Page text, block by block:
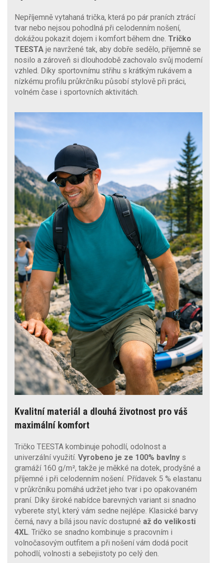
Nepříjemně vytahaná trička, která po pár praních ztrácí
tvar nebo nejsou pohodlná při celodenním nošení,
dokážou pokazit dojem i komfort během dne. Tričko
TEESTA je navržené tak, aby dobře sedělo, příjemně se
nosilo a zároveň si dlouhodobě zachovalo svůj moderní
vzhled. Díky sportovnímu střihu s krátkým rukávem a
nízkému profilu průkrčníku působí stylově při práci,
volném čase i sportovních aktivitách.
Kvalitní materiál a dlouhá životnost pro váš
maximální komfort
Tričko TEESTA kombinuje pohodlí, odolnost a
univerzální využití. Vyrobeno je ze 100% bavlny s
gramáží 160 g/m², takže je měkké na dotek, prodyšné a
příjemné i při celodenním nošení. Přídavek 5 % elastanu
v průkrčníku pomáhá udržet jeho tvar i po opakovaném
praní. Díky široké nabídce barevných variant si snadno
vyberete styl, který vám sedne nejlépe. Klasické barvy
černá, navy a bílá jsou navíc dostupné až do velikosti
4XL . Tričko se snadno kombinuje s pracovním i
volnočasovým outfitem a při nošení vám dodá pocit
pohodlí, volnosti a sebejistoty po celý den.